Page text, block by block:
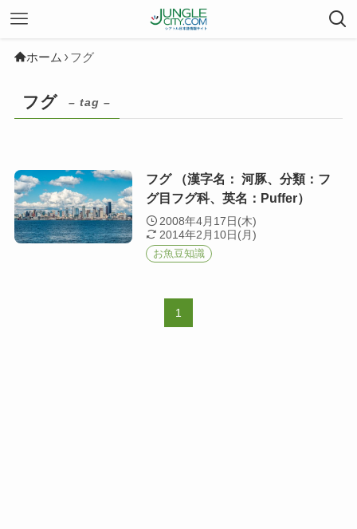
ホーム フグ
フグ – tag –
フグ （漢字名： 河豚、分類：フ
グ目フグ科、英名：Puffer）
2008年4月17日(木)
2014年2月10日(月)
お魚豆知識
1